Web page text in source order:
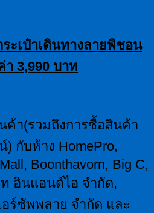
ะเป๋าเดินทางลายพิชอน
า 3,990 บาท
ค้า(รวมถึงการซื้อสินค้า
กับห้าง HomePro,
Boonthavorn, Big C,
อินแอนด์ไอ จำกัด,
ร์ซัพพลาย จำกัด และ